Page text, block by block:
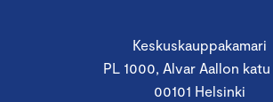
Keskuskauppakamari
PL 1000, Alvar Aallon katu
00101 Helsinki